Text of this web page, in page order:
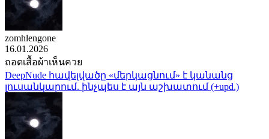
zomhlengone
16.01.2026
ถอดเสื้อผ้าเห็นควย
DeepNude հավելվածը «մերկացնում» է կանանց
լուսանկարում. ինչպես է այն աշխատում (+upd.)